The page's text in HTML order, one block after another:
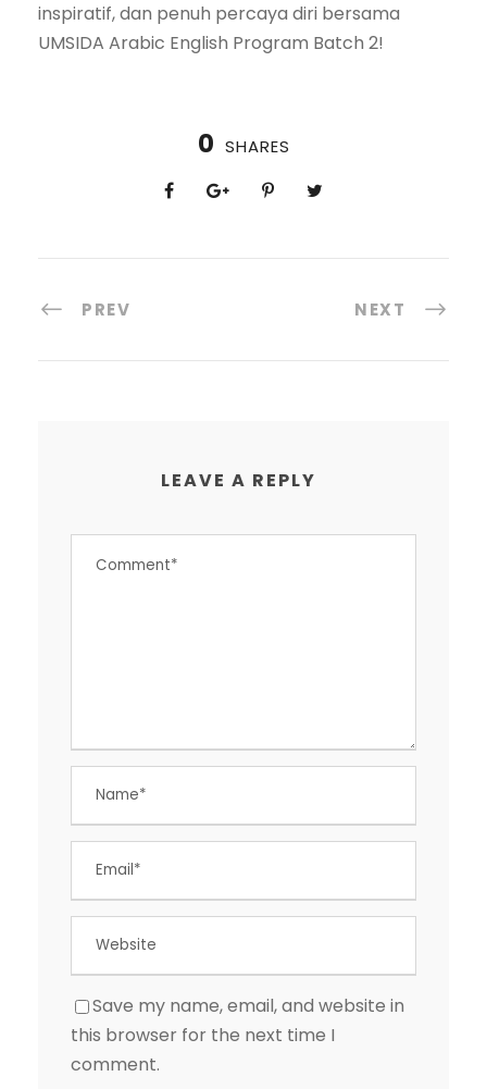
inspiratif, dan penuh percaya diri bersama
UMSIDA Arabic English Program Batch 2!
0 SHARES
PREV NEXT
LEAVE A REPLY
Save my name, email, and website in
this browser for the next time I
comment.